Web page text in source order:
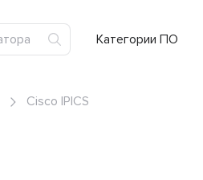
Категории ПО
Cisco IPICS